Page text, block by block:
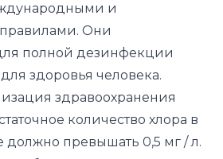
и
Они
полной дезинфекции
здоровья человека.
здравоохранения
количество хлора в
должно превышать 0,5 мг / л.